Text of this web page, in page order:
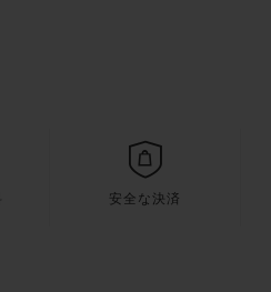
安全な決済